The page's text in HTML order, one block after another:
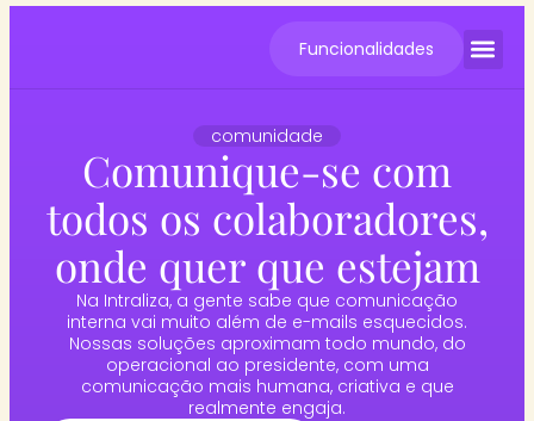
Funcionalidades
comunidade
Comunique-se com
todos os colaboradores,
onde quer que estejam
Na Intraliza, a gente sabe que comunicação
interna vai muito além de e-mails esquecidos.
Nossas soluções aproximam todo mundo, do
operacional ao presidente, com uma
comunicação mais humana, criativa e que
realmente engaja.